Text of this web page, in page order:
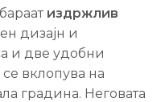
издржлив
дизајн и
и две удобни
вклопува на
градина. Неговата